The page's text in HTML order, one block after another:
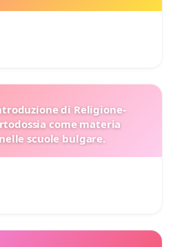
di Religione-
come materia
scuole bulgare.